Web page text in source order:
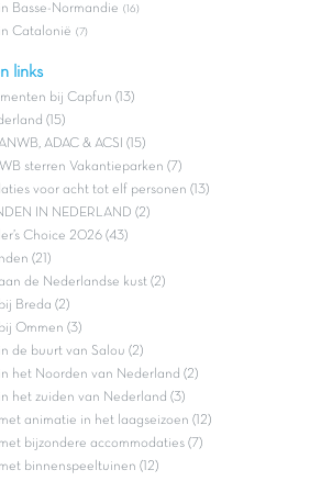
Basse-Normandie (16)
Catalonië (7)
links
bij Capfun (13)
(15)
ADAC & ACSI (15)
sterren Vakantieparken (7)
voor acht tot elf personen (13)
IN NEDERLAND (2)
Choice 2026 (43)
(21)
de Nederlandse kust (2)
Breda (2)
Ommen (3)
de buurt van Salou (2)
het Noorden van Nederland (2)
het zuiden van Nederland (3)
animatie in het laagseizoen (12)
bijzondere accommodaties (7)
binnenspeeltuinen (12)